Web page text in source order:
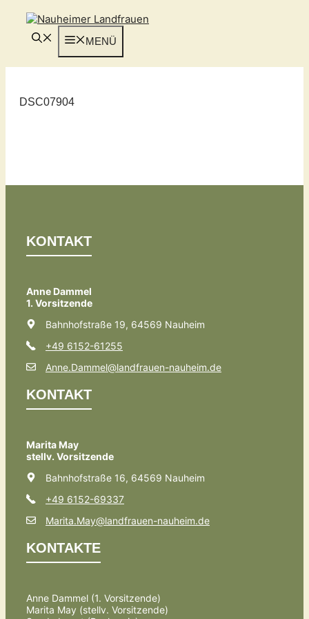
Inhalt
springen
MENÜ
DSC07904
KONTAKT
Anne Dammel
1. Vorsitzende
Bahnhofstraße 19, 64569 Nauheim
+49 6152-61255
Anne.Dammel@landfrauen-nauheim.de
KONTAKT
Marita May
stellv. Vorsitzende
Bahnhofstraße 16, 64569 Nauheim
+49 6152-69337
Marita.May@landfrauen-nauheim.de
KONTAKTE
Anne Dammel (1. Vorsitzende)
Marita May (stellv. Vorsitzende)